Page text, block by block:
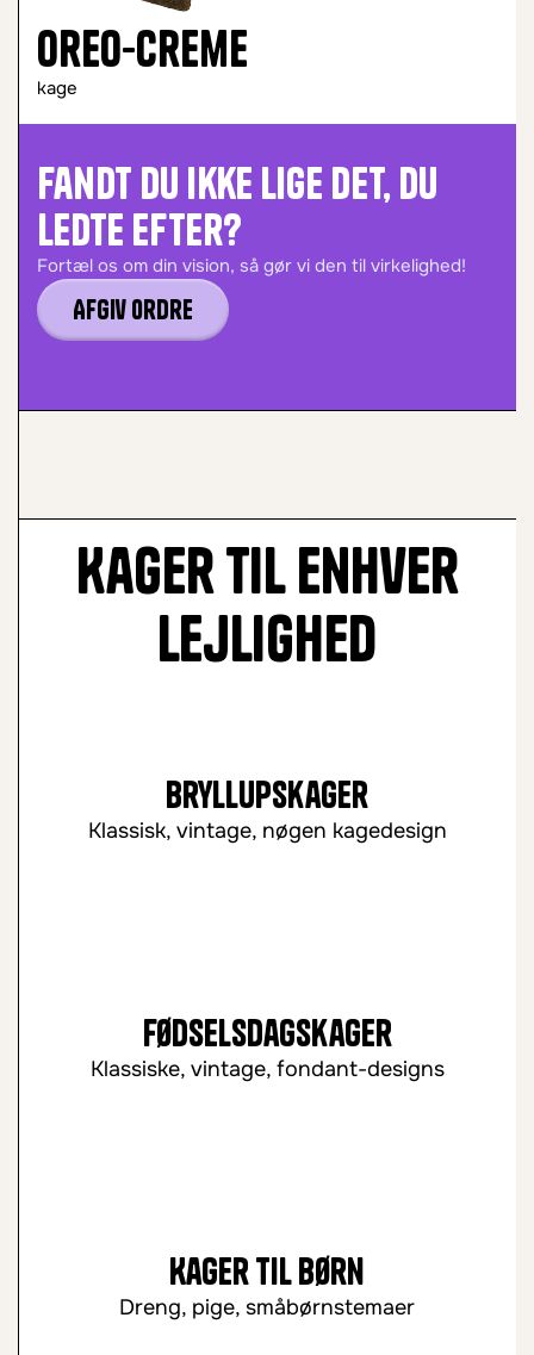
Oreo-creme
kage
Fandt du ikke lige det, du
ledte efter?
Fortæl os om din vision, så gør vi den til virkelighed!
Afgiv ordre
Bryllupskager
Klassisk, vintage, nøgen kagedesign
Kager til enhver
lejlighed
Fødselsdagskager
Klassiske, vintage, fondant-designs
Kager til børn
Dreng, pige, småbørnstemaer